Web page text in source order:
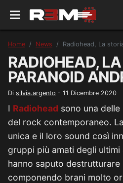
Home News Radiohead, La
RADIOHEAD,
PARANOID
Di silvia.argento - 11 Dicembre 2020
I Radiohead sono una delle
del rock contemporaneo.
unica e il loro sound così
gruppi più amati degli ultimi
hanno saputo destrutturare
componendo brani molto